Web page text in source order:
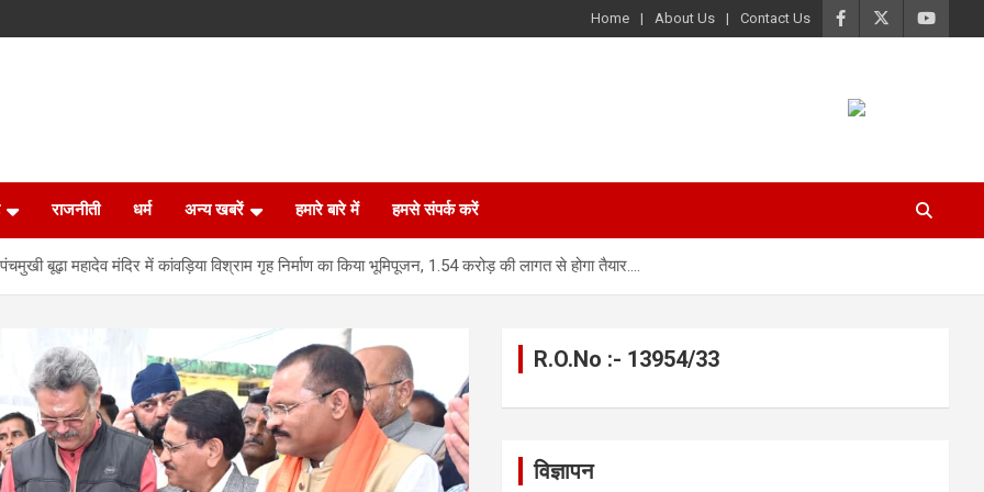
Home About Us Contact Us
राजनीती धर्म अन्य खबरें हमारे बारे में हमसे संपर्क करें
बूढ़ा महादेव मंदिर में कांवड़िया विश्राम गृह निर्माण का किया भूमिपूजन, 1.54 करोड़ की लागत से होगा तैयार….
R.O.No :- 13954/33
विज्ञापन